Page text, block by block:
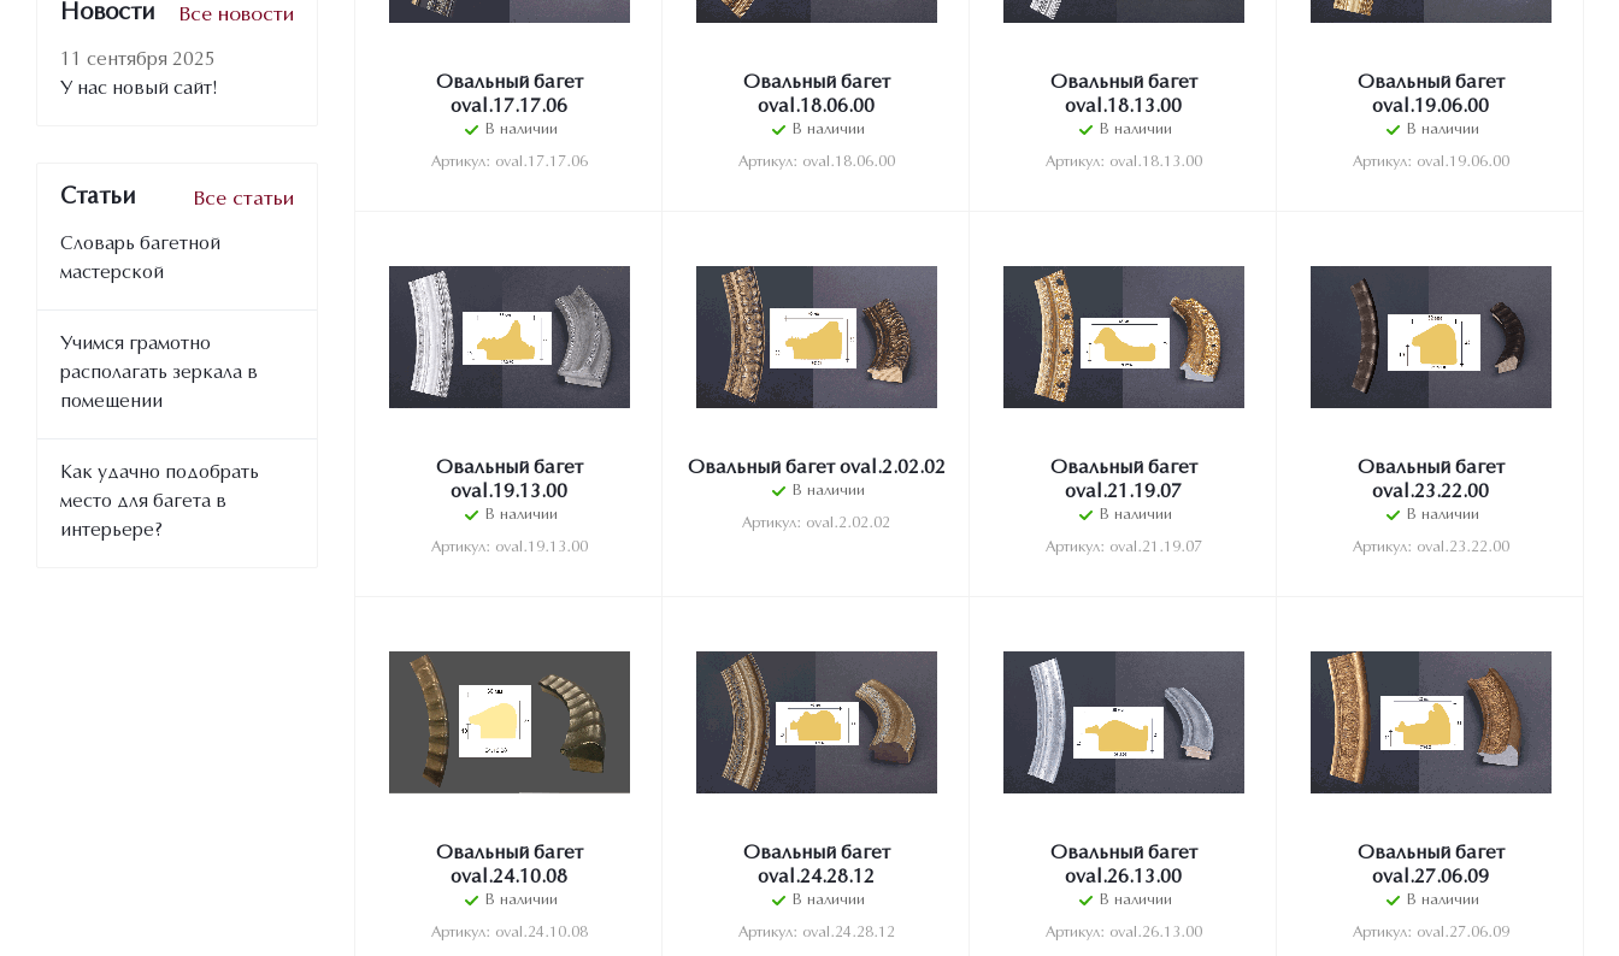
Овальный багет
oval.17.17.06
В наличии
Артикул: oval.17.17.06
Овальный багет
oval.18.06.00
В наличии
Артикул: oval.18.06.00
Овальный багет
oval.18.13.00
В наличии
Артикул: oval.18.13.00
Овальный багет
oval.19.06.00
В наличии
Артикул: oval.19.06.00
Овальный багет
oval.19.13.00
В наличии
Артикул: oval.19.13.00
Овальный багет oval.2.02.02
В наличии
Артикул: oval.2.02.02
Овальный багет
oval.21.19.07
В наличии
Артикул: oval.21.19.07
Овальный багет
oval.23.22.00
В наличии
Артикул: oval.23.22.00
Овальный багет
oval.24.10.08
В наличии
Артикул: oval.24.10.08
Овальный багет
oval.24.28.12
В наличии
Артикул: oval.24.28.12
Овальный багет
oval.26.13.00
В наличии
Артикул: oval.26.13.00
Овальный багет
oval.27.06.09
В наличии
Артикул: oval.27.06.09
Новости Все новости
11 сентября 2025
У нас новый сайт!
Статьи Все статьи
Словарь багетной
мастерской
Учимся грамотно
располагать зеркала в
помещении
Как удачно подобрать
место для багета в
интерьере?